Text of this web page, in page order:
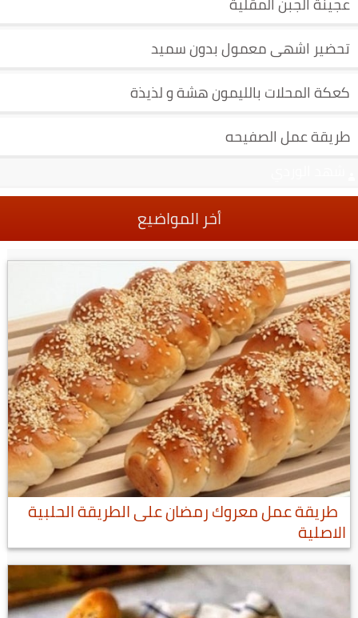
تحضير اشهى معمول بدون سميد
كعكة المحلات بالليمون هشة و لذيذة
طريقة عمل الصفيحه
أخر المواضيع
طريقة عمل معروك رمضان على الطريقة الحلبية
الاصلية